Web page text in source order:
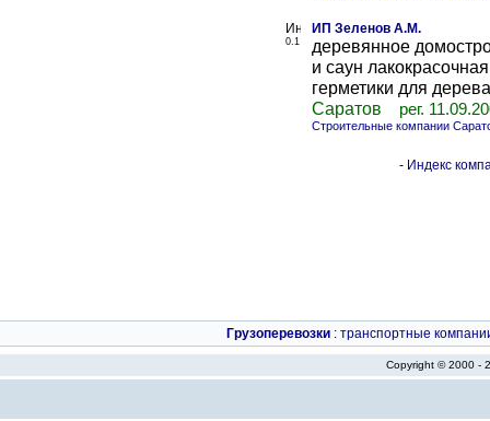
0.1
ИП Зеленов А.М.
деревянное
и саун
герметики для дерева
Саратов
рег.
Строительные компании
- Индекс
Грузоперевозки : транспортные
Copyright © 2000 -